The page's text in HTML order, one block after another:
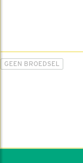
GEEN BROEDSEL